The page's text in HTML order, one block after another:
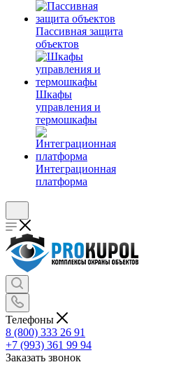
Пассивная защита
объектов
Шкафы
управления и
термошкафы
Интеграционная
платформа
Телефоны
8 (800) 333 26 91
+7 (993) 361 99 94
Заказать звонок